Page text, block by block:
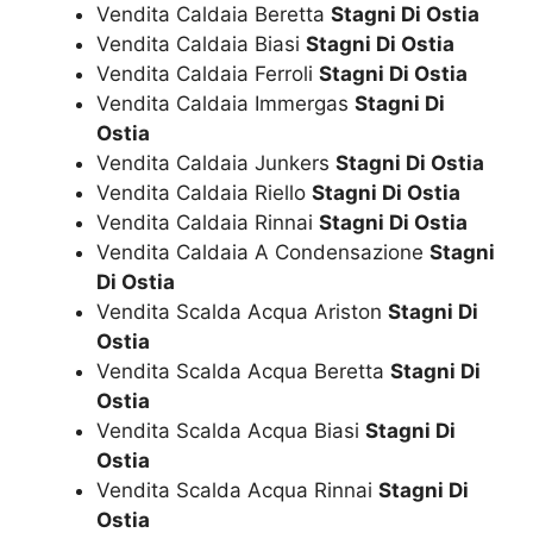
Vendita Caldaia Beretta Stagni Di Ostia
Vendita Caldaia Biasi Stagni Di Ostia
Vendita Caldaia Ferroli Stagni Di Ostia
Vendita Caldaia Immergas Stagni Di
Ostia
Vendita Caldaia Junkers Stagni Di Ostia
Vendita Caldaia Riello Stagni Di Ostia
Vendita Caldaia Rinnai Stagni Di Ostia
Vendita Caldaia A Condensazione Stagni
Di Ostia
Vendita Scalda Acqua Ariston Stagni Di
Ostia
Vendita Scalda Acqua Beretta Stagni Di
Ostia
Vendita Scalda Acqua Biasi Stagni Di
Ostia
Vendita Scalda Acqua Rinnai Stagni Di
Ostia